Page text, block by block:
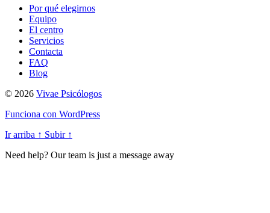
Por qué elegirnos
Equipo
El centro
Servicios
Contacta
FAQ
Blog
© 2026 Vivae Psicólogos
Funciona con WordPress
Ir arriba ↑ Subir ↑
Need help? Our team is just a message away